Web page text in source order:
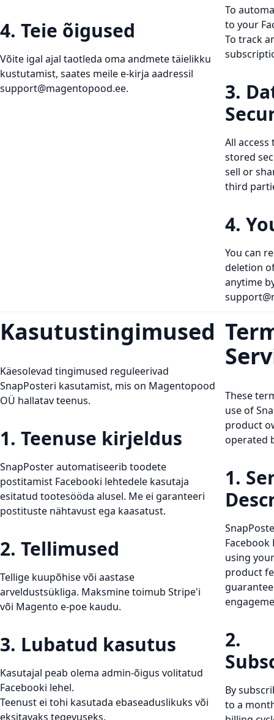
4. Teie õigused
Võite igal ajal taotleda oma andmete täielikku
kustutamist, saates meile e-kirja aadressil
support@magentopood.ee.
To
to your
To track
3.
All
stored
sell or
third
4.
You can
deletion
anytime
Kasutustingimused
Käesolevad tingimused reguleerivad
SnapPosteri kasutamist, mis on Magentopood
OÜ hallatav teenus.
1. Teenuse kirjeldus
SnapPoster automatiseerib toodete
postitamist Facebooki lehtedele kasutaja
esitatud tootesööda alusel. Me ei garanteeri
postituste nähtavust ega kaasatust.
2. Tellimused
Tellige kuupõhise või aastase
arveldustsükliga. Maksmine toimub Stripe'i
või Magento e-poe kaudu.
3. Lubatud kasutus
Kasutajal peab olema admin-õigus volitatud
Facebooki lehel.
Teenust ei tohi kasutada ebaseaduslikuks või
eksitavaks tegevuseks.
These
use of
product
operated
1.
Facebook
using
product
2.
By
to a